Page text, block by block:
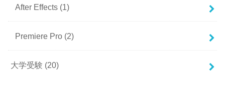
After Effects (1)
Premiere Pro (2)
大学受験 (20)